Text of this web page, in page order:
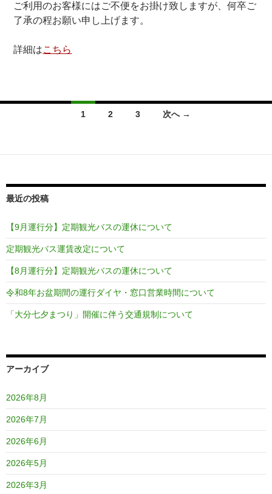
ご利用のお客様にはご不便をお掛け致しますが、何卒ご
了承の程お願い申し上げます。
詳細はこちら
ナ
ゲ
ー
シ
ョ
ン
1 2 3 次へ →
最近の投稿
【9月運行分】定期観光バスの運休について
定期観光バス運賃改定について
【8月運行分】定期観光バスの運休について
令和8年お盆期間の運行ダイヤ・窓口営業時間について
「大分七夕まつり」開催に伴う交通規制について
アーカイブ
2026年8月
2026年7月
2026年6月
2026年5月
2026年3月